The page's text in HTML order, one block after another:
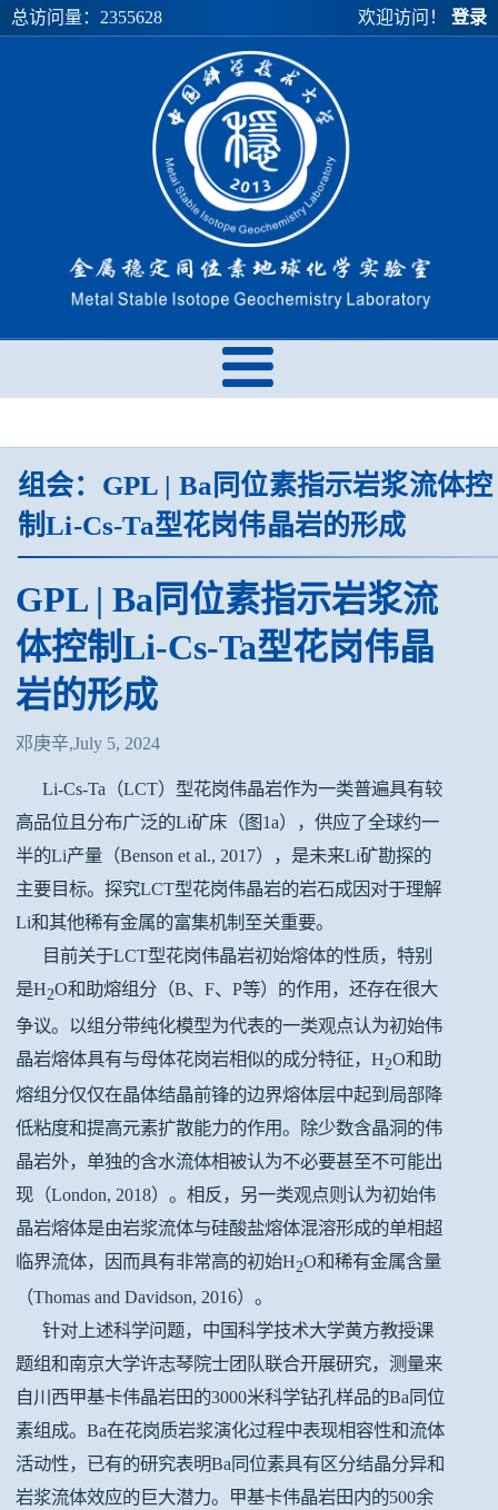
总访问量： 2355628 欢迎访问！ 登录
组会：GPL | Ba同位素指示岩浆流体控
制Li-Cs-Ta型花岗伟晶岩的形成
GPL | Ba同位素指示岩浆流
体控制Li-Cs-Ta型花岗伟晶
岩的形成
邓庚辛,July 5, 2024
Li-Cs-Ta（LCT）型花岗伟晶岩作为一类普遍具有较
高品位且分布广泛的Li矿床（图1a），供应了全球约一
半的Li产量（Benson et al., 2017），是未来Li矿勘探的
主要目标。探究LCT型花岗伟晶岩的岩石成因对于理解
Li和其他稀有金属的富集机制至关重要。
目前关于LCT型花岗伟晶岩初始熔体的性质，特别
是H2O和助熔组分（B、F、P等）的作用，还存在很大
争议。以组分带纯化模型为代表的一类观点认为初始伟
晶岩熔体具有与母体花岗岩相似的成分特征，H2O和助
熔组分仅仅在晶体结晶前锋的边界熔体层中起到局部降
低粘度和提高元素扩散能力的作用。除少数含晶洞的伟
晶岩外，单独的含水流体相被认为不必要甚至不可能出
现 （London, 2018） 。相反，另一类观点则认为初始伟
晶岩熔体是由岩浆流体与硅酸盐熔体混溶形成的单相超
临界流体，因而具有非常高的初始H2O和稀有金属含量
（Thomas and Davidson, 2016） 。
针对上述科学问题，中国科学技术大学黄方教授课
题组和南京大学许志琴院士团队联合开展研究，测量来
自川西甲基卡伟晶岩田的3000米科学钻孔样品的Ba同位
素组成。Ba在花岗质岩浆演化过程中表现相容性和流体
活动性，已有的研究表明Ba同位素具有区分结晶分异和
岩浆流体效应的巨大潜力。甲基卡伟晶岩田内的500余